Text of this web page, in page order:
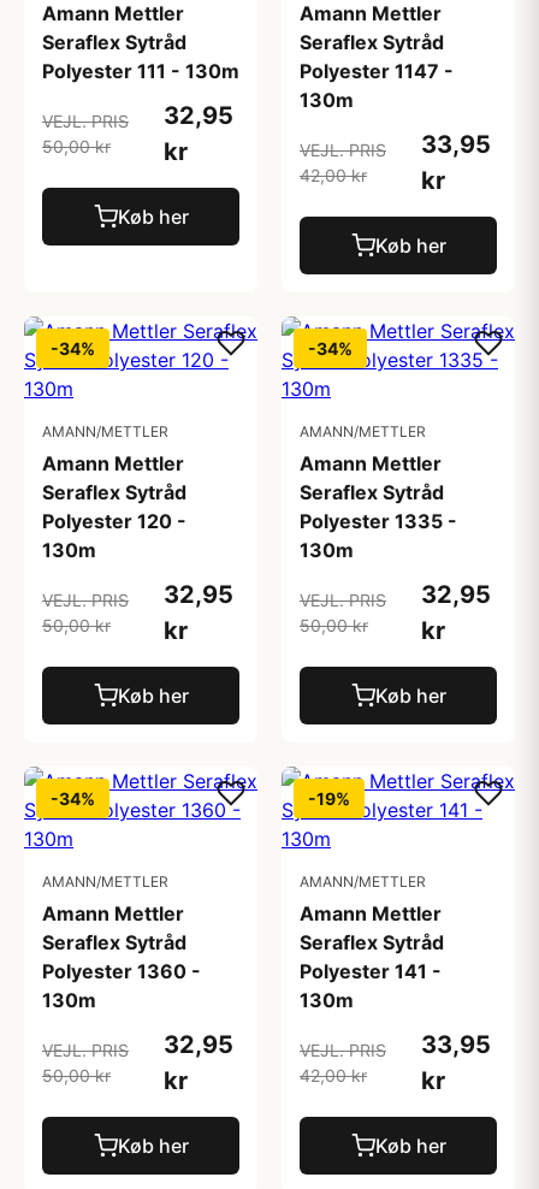
Amann Mettler
Seraflex Sytråd
Polyester 111 - 130m
VEJL. PRIS
50,00 kr
32,95
kr
Køb her
Amann Mettler
Seraflex Sytråd
Polyester 1147 -
130m
VEJL. PRIS
42,00 kr
33,95
kr
Køb her
-34%
AMANN/METTLER
Amann Mettler
Seraflex Sytråd
Polyester 120 -
130m
VEJL. PRIS
50,00 kr
32,95
kr
Køb her
-34%
AMANN/METTLER
Amann Mettler
Seraflex Sytråd
Polyester 1335 -
130m
VEJL. PRIS
50,00 kr
32,95
kr
Køb her
-34%
AMANN/METTLER
Amann Mettler
Seraflex Sytråd
Polyester 1360 -
130m
VEJL. PRIS
50,00 kr
32,95
kr
Køb her
-19%
AMANN/METTLER
Amann Mettler
Seraflex Sytråd
Polyester 141 -
130m
VEJL. PRIS
42,00 kr
33,95
kr
Køb her